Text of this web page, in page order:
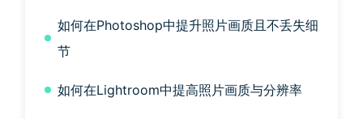
如何在Photoshop中提升照片画质且不丢失细
节
如何在Lightroom中提高照片画质与分辨率